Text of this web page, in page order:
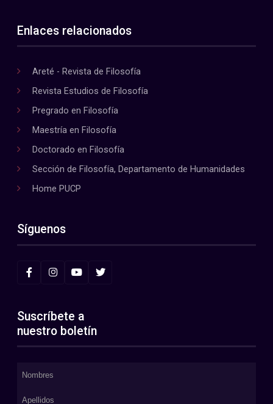
Enlaces relacionados
Areté - Revista de Filosofía
Revista Estudios de Filosofía
Pregrado en Filosofía
Maestría en Filosofía
Doctorado en Filosofía
Sección de Filosofía, Departamento de Humanidades
Home PUCP
Síguenos
Suscríbete a
nuestro boletín